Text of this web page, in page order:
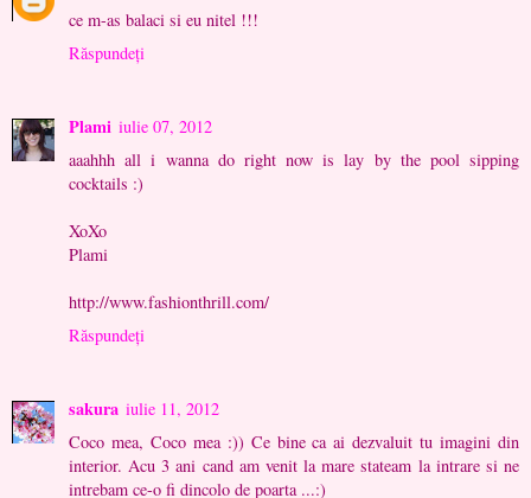
ce m-as balaci si eu nitel !!!
Răspundeți
Plami iulie 07, 2012
aaahhh all i wanna do right now is lay by the pool sipping
cocktails :)
XoXo
Plami
http://www.fashionthrill.com/
Răspundeți
sakura iulie 11, 2012
Coco mea, Coco mea :)) Ce bine ca ai dezvaluit tu imagini din
interior. Acu 3 ani cand am venit la mare stateam la intrare si ne
intrebam ce-o fi dincolo de poarta ...:)